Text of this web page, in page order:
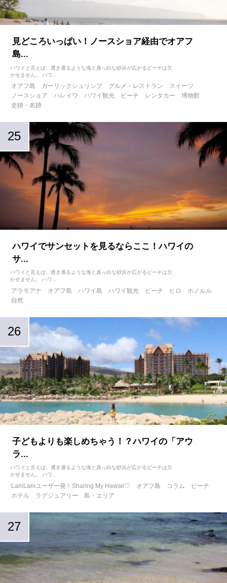
見どころいっぱい！ノースショア経由でオアフ
島...
ハワイと言えば、透き通るような海と真っ白な砂浜が広がるビーチは欠
かせません。 ハワ...
オアフ島 ガーリックシュリンプ グルメ・レストラン
スイーツ
ノースショア
ハレイワ ハワイ観光 ビーチ レンタカー
博物館
史跡・名跡
ハワイでサンセットを見るならここ！ハワイの
サ...
ハワイと言えば、透き通るような海と真っ白な砂浜が広がるビーチは欠
かせません。 ハワ...
アラモアナ オアフ島 ハワイ島 ハワイ観光 ビーチ ヒロ
ホノルル
自然
子どもよりも楽しめちゃう！？ハワイの「アウ
ラ...
ハワイと言えば、透き通るような海と真っ白な砂浜が広がるビーチは欠
かせません。 ハワ...
LaniLaniユーザー発！Sharing My Hawaii♡ オアフ島 コラム
ビーチ
ホテル
ラグジュアリー 島・エリア